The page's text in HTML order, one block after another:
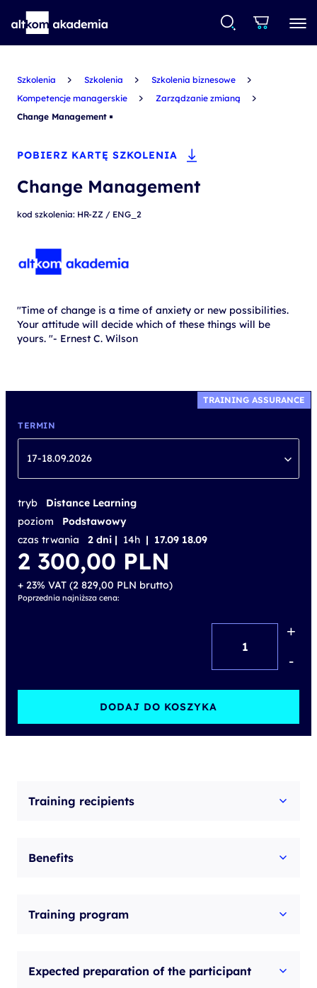
Szkolenia Szkolenia
Szkolenia biznesowe
Kompetencje managerskie
Zarządzanie zmianą
Change Management
POBIERZ KARTĘ SZKOLENIA
Change Management
kod szkolenia: HR-ZZ / ENG_2
"Time of change is a time of anxiety or new possibilities.
Your attitude will decide which of these things will be
yours. "- Ernest C. Wilson
TRAINING ASSURANCE
TERMIN
17-18.09.2026
tryb
Distance Learning
poziom
Podstawowy
czas trwania
2 dni | 14h | 17.09 18.09
2 300,00 PLN
+ 23% VAT (2 829,00 PLN brutto)
Poprzednia najniższa cena:
+
-
DODAJ DO KOSZYKA
Training recipients
Benefits
Training program
Expected preparation of the participant